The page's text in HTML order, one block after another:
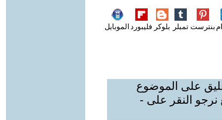
بنترست تمبلر بلوكر فليبورد الموبايل
على الموضوع
نرجو النقر على -